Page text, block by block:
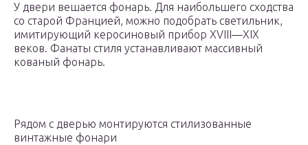
У двери вешается фонарь. Для наибольшего сходства
со старой Францией, можно подобрать светильник,
имитирующий керосиновый прибор XVIII—XIX
веков. Фанаты стиля устанавливают массивный
кованый фонарь.
Рядом с дверью монтируются стилизованные
винтажные фонари